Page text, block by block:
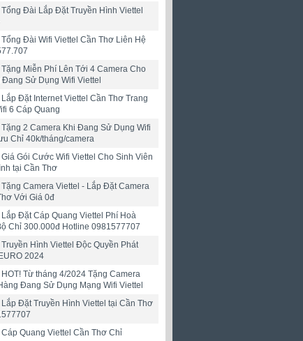
Tổng Đài Lắp Đặt Truyền Hình Viettel
Tổng Đài Wifi Viettel Cần Thơ Liên Hệ
Tặng Miễn Phí Lên Tới 4 Camera Cho
Đang Sử Dụng Wifi Viettel
Lắp Đặt Internet Viettel Cần Thơ Trang
6 Cáp Quang
Tặng 2 Camera Khi Đang Sử Dụng Wifi
Chỉ 40k/tháng/camera
Giá Gói Cước Wifi Viettel Cho Sinh Viên
tại Cần Thơ
Tặng Camera Viettel - Lắp Đặt Camera
Với Giá 0đ
Lắp Đặt Cáp Quang Viettel Phí Hoà
Chỉ 300.000đ Hotline 0981577707
Truyền Hình Viettel Độc Quyền Phát
2024
HOT! Từ tháng 4/2024 Tặng Camera
Đang Sử Dụng Mạng Wifi Viettel
Lắp Đặt Truyền Hình Viettel tại Cần Thơ
Cáp Quang Viettel Cần Thơ Chỉ